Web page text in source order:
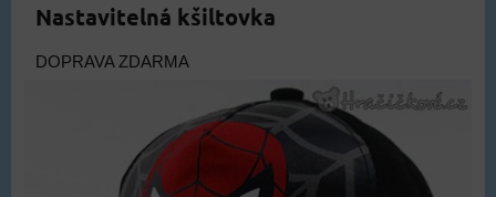
Nastavitelná kšiltovka
DOPRAVA ZDARMA